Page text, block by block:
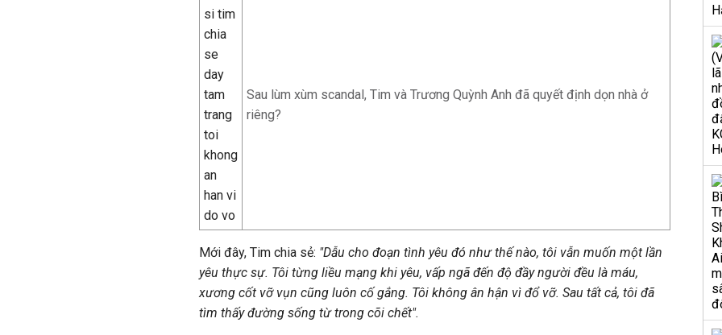
Sau lùm xùm scandal, Tim và Trương Quỳnh Anh đã quyết định dọn nhà ở
riêng?
Mới đây, Tim chia sẻ: "Dẫu cho đoạn tình yêu đó như thế nào, tôi vẫn muốn một lần
yêu thực sự. Tôi từng liều mạng khi yêu, vấp ngã đến độ đầy người đều là máu,
xương cốt vỡ vụn cũng luôn cố gắng. Tôi không ân hận vì đổ vỡ. Sau tất cả, tôi đã
tìm thấy đường sống từ trong cõi chết".